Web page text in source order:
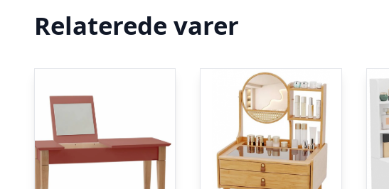
Relaterede varer